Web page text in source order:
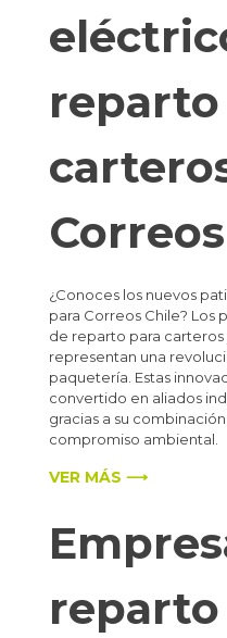
reparto
¿Conoces los nuevos
para Correos Chile? Los
de reparto para
representan una
paquetería. Estas
convertido en aliados
gracias a su
compromiso ambiental.
VER MÁS ⟶
reparto